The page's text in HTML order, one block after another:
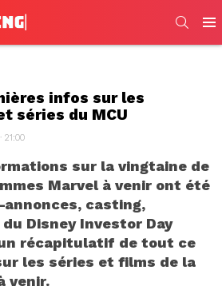
infos sur les
séries du MCU
21:00
sur la vingtaine de
Marvel à venir ont été
casting,
Disney Investor Day
récapitulatif de tout ce
les séries et films de la
venir.